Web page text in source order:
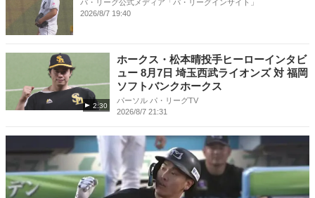
パ・リーグ公式メディア「パ・リーグインサイト」
2026/8/7 19:40
2:30
ホークス・松本晴投手ヒーローインタビ
ュー 8月7日 埼玉西武ライオンズ 対 福岡
ソフトバンクホークス
パーソル パ・リーグTV
2026/8/7 21:31